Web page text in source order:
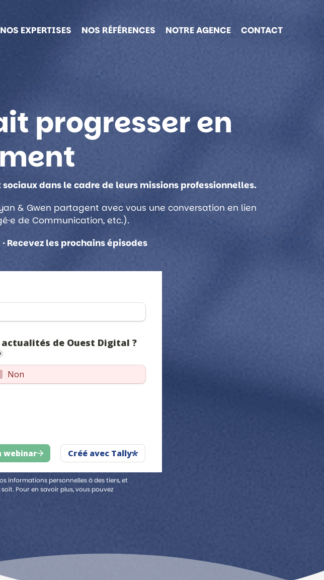
NOS EXPERTISES NOS RÉFÉRENCES NOTRE AGENCE CONTACT
progresser en
dans le cadre de leurs missions professionnelles.
& Gwen partagent avec vous une conversation en lien
de Communication, etc.).
Recevez les prochains épisodes
informations personnelles à des tiers, et
Pour en savoir plus, vous pouvez